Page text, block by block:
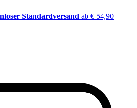
Standardversand ab € 54,90